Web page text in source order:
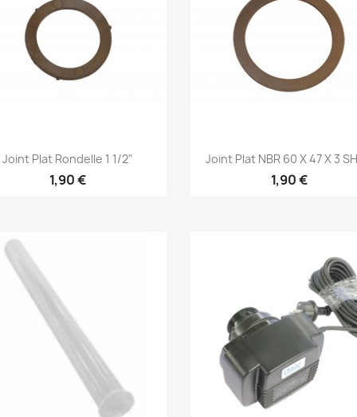
Aperçu rapide
Joint Plat Rondelle 1 1/2"
1,90 €
Aperçu rapide
Joint Plat NBR 60 X 47 X 3
1,90 €